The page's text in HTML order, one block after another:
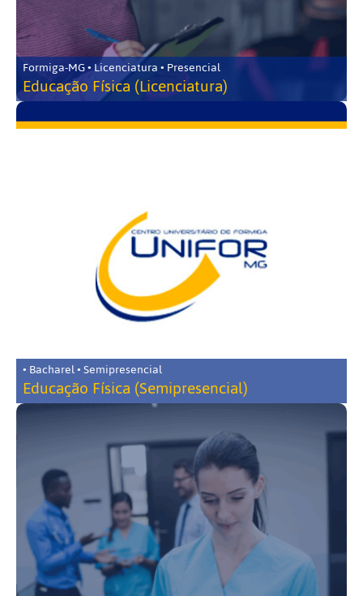
Formiga-MG • Licenciatura • Presencial
Educação Física (Licenciatura)
• Bacharel • Semipresencial
Educação Física (Semipresencial)